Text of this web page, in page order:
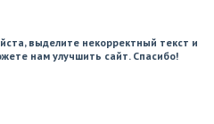
выделите некорректный текст и
нам улучшить сайт. Спасибо!